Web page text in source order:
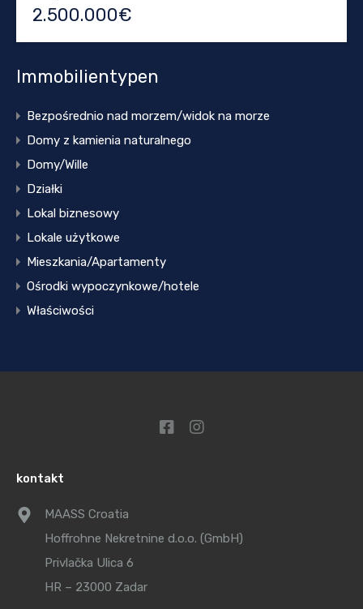
2.500.000€
Immobilientypen
Bezpośrednio nad morzem/widok na morze
Domy z kamienia naturalnego
Domy/Wille
Działki
Lokal biznesowy
Lokale użytkowe
Mieszkania/Apartamenty
Ośrodki wypoczynkowe/hotele
Właściwości
kontakt
MAASS Croatia
Hoffrohne Nekretnine d.o.o. (GmbH)
Privlačka Ulica 6
HR – 23000 Zadar